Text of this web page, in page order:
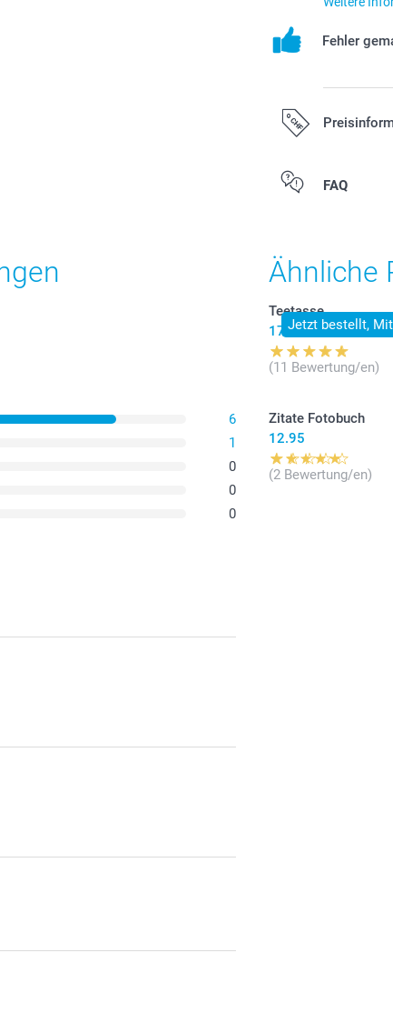
Fehler
Alle Preise
FAQ
6
1
0
0
0
Ähnliche
Jetzt bestellt,
Teetasse
17.95
(11 Bewertung/en)
Zitate Fotobuch
12.95
(2 Bewertung/en)